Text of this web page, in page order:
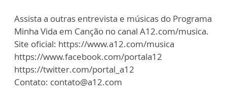
Assista a outras entrevista e músicas do Programa
Minha Vida em Canção no canal A12.com/musica.
Site oficial: https://www.a12.com/musica
https://www.facebook.com/portala12
https://twitter.com/portal_a12
Contato: contato@a12.com